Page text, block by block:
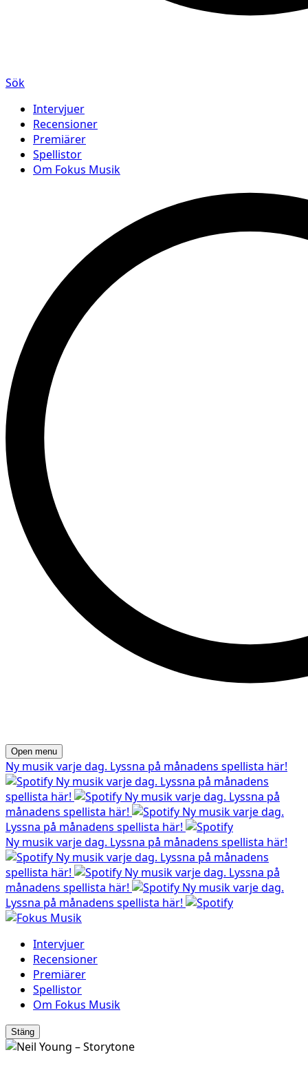
Sök
Intervjuer
Recensioner
Premiärer
Spellistor
Om Fokus Musik
Open menu
Ny musik varje dag. Lyssna på månadens spellista här!
Ny musik varje dag. Lyssna på månadens
spellista här!
Ny musik varje dag. Lyssna på
månadens spellista här!
Ny musik varje dag.
Lyssna på månadens spellista här!
Ny musik varje dag. Lyssna på månadens spellista här!
Ny musik varje dag. Lyssna på månadens
spellista här!
Ny musik varje dag. Lyssna på
månadens spellista här!
Ny musik varje dag.
Lyssna på månadens spellista här!
Intervjuer
Recensioner
Premiärer
Spellistor
Om Fokus Musik
Stäng